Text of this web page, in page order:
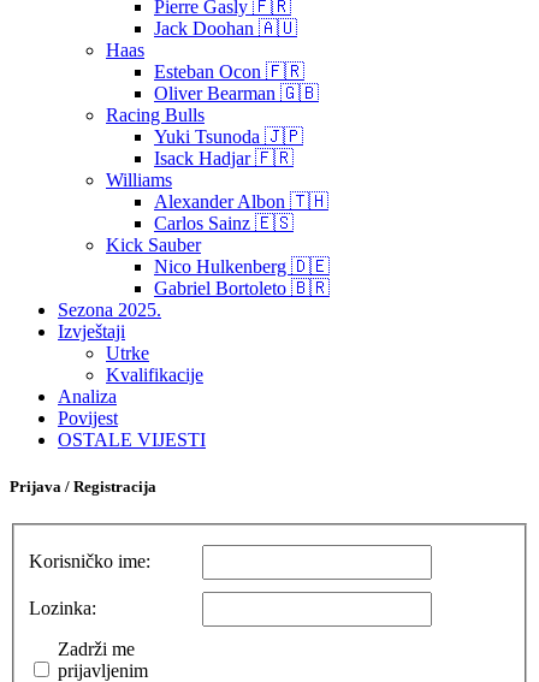
Pierre Gasly 🇫🇷
Jack Doohan 🇦🇺
Haas
Esteban Ocon 🇫🇷
Oliver Bearman 🇬🇧
Racing Bulls
Yuki Tsunoda 🇯🇵
Isack Hadjar 🇫🇷
Williams
Alexander Albon 🇹🇭
Carlos Sainz 🇪🇸
Kick Sauber
Nico Hulkenberg 🇩🇪
Gabriel Bortoleto 🇧🇷
Sezona 2025.
Izvještaji
Utrke
Kvalifikacije
Analiza
Povijest
OSTALE VIJESTI
Prijava / Registracija
Korisničko ime:
Lozinka:
Zadrži me
prijavljenim